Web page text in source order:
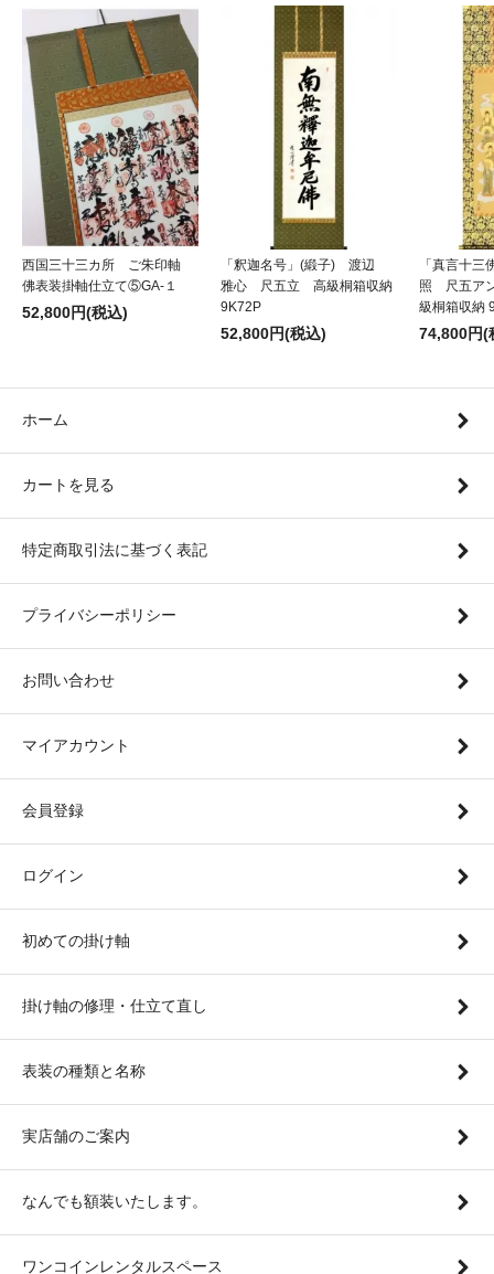
西国三十三カ所 ご朱印軸
佛表装掛軸仕立て⑤GA-１
52,800円(税込)
「釈迦名号」(緞子) 渡辺
雅心 尺五立 高級桐箱収納
9K72P
52,800円(税込)
「真言十
照 尺五ア
級桐箱収納
74,800円(
ホーム
カートを見る
特定商取引法に基づく表記
プライバシーポリシー
お問い合わせ
マイアカウント
会員登録
ログイン
初めての掛け軸
掛け軸の修理・仕立て直し
表装の種類と名称
実店舗のご案内
なんでも額装いたします。
ワンコインレンタルスペース